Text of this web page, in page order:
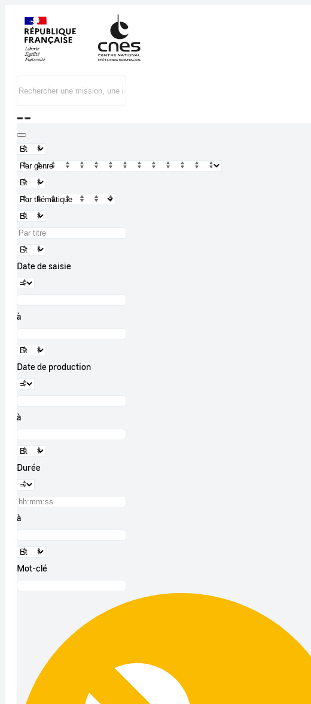
Date de saisie
à
Date de production
à
Durée
à
Mot-clé